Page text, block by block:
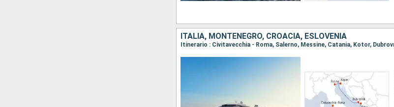
ITALIA, MONTENEGRO, CROACIA, ESLOVENIA
Itinerario : Civitavecchia - Roma, Salerno, Messine, Catania, Kotor,